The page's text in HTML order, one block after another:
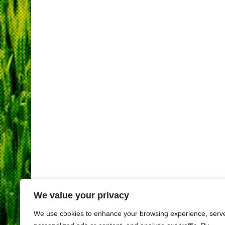
We value your privacy
We use cookies to enhance your browsing experience,